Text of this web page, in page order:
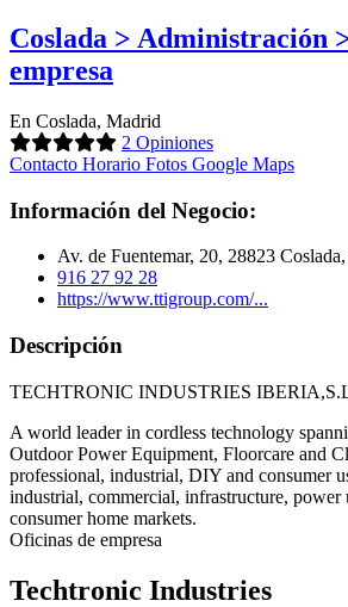
Coslada > Administración
empresa
En Coslada, Madrid
2 Opiniones
Contacto Horario Fotos Google Maps
Información del Negocio:
Av. de Fuentemar, 20, 28823
916 27 92 28
https://www.ttigroup.com/...
Descripción
TECHTRONIC INDUSTRIES
A world leader in cordless technology
Outdoor Power Equipment, Floorcare and
professional, industrial, DIY and consumer
industrial, commercial, infrastructure,
consumer home markets.
Oficinas de empresa
Techtronic Industries